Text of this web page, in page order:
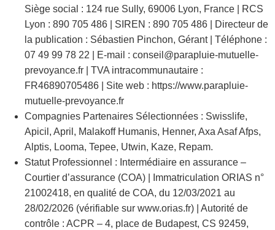
Siège social : 124 rue Sully, 69006 Lyon, France | RCS
Lyon : 890 705 486 | SIREN : 890 705 486 | Directeur de
la publication : Sébastien Pinchon, Gérant | Téléphone :
07 49 99 78 22 | E-mail : conseil@parapluie-mutuelle-
prevoyance.fr | TVA intracommunautaire :
FR46890705486 | Site web : https://www.parapluie-
mutuelle-prevoyance.fr
Compagnies Partenaires Sélectionnées : Swisslife,
Apicil, April, Malakoff Humanis, Henner, Axa Asaf Afps,
Alptis, Looma, Tepee, Utwin, Kaze, Repam.
Statut Professionnel : Intermédiaire en assurance –
Courtier d’assurance (COA) | Immatriculation ORIAS n°
21002418, en qualité de COA, du 12/03/2021 au
28/02/2026 (vérifiable sur www.orias.fr) | Autorité de
contrôle : ACPR – 4, place de Budapest, CS 92459,